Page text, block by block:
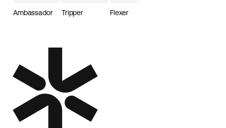
Ambassador Tripper Flexer